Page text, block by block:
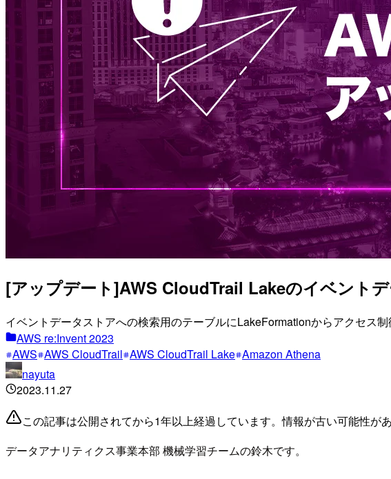
[アップデート]AWS CloudTrail Lakeのイベント
イベントデータストアへの検索用のテーブルにLakeFormationからアクセス
AWS re:Invent 2023
AWS AWS CloudTrail AWS CloudTrail Lake Amazon Athena
nayuta
2023.11.27
この記事は公開されてから1年以上経過しています。情報が古い可能性が
データアナリティクス事業本部 機械学習チームの鈴木です。